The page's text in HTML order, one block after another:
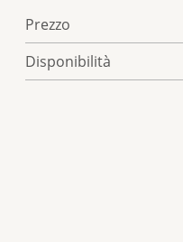
Prezzo
Disponibilità